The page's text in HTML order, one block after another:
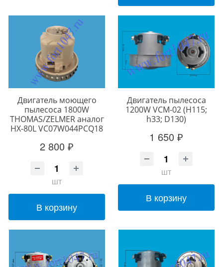
Двигатель моющего
пылесоса 1800W
THOMAS/ZELMER аналог
HX-80L VC07W044PCQ18
2 800 ₽
шт
В корзину
Двигатель пылесоса
1200W VCM-02 (H115;
h33; D130)
1 650 ₽
шт
В корзину